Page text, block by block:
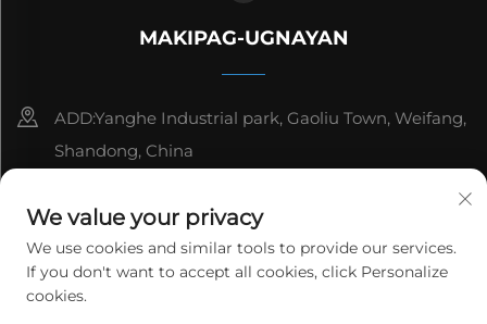
MAKIPAG-UGNAYAN
ADD:Yanghe Industrial park, Gaoliu Town, Weifang,
Shandong, China
[email protected]
We value your privacy
We use cookies and similar tools to provide our services.
If you don't want to accept all cookies, click Personalize
cookies.